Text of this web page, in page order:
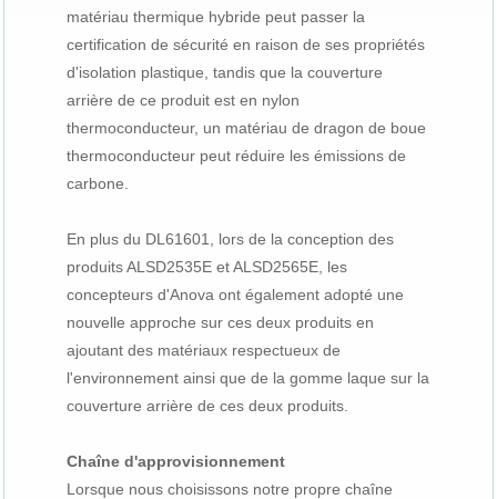
matériau thermique hybride peut passer la
certification de sécurité en raison de ses propriétés
d'isolation plastique, tandis que la couverture
arrière de ce produit est en nylon
thermoconducteur, un matériau de dragon de boue
thermoconducteur peut réduire les émissions de
carbone.
En plus du DL61601, lors de la conception des
produits ALSD2535E et ALSD2565E, les
concepteurs d'Anova ont également adopté une
nouvelle approche sur ces deux produits en
ajoutant des matériaux respectueux de
l'environnement ainsi que de la gomme laque sur la
couverture arrière de ces deux produits.
Chaîne d'approvisionnement
Lorsque nous choisissons notre propre chaîne